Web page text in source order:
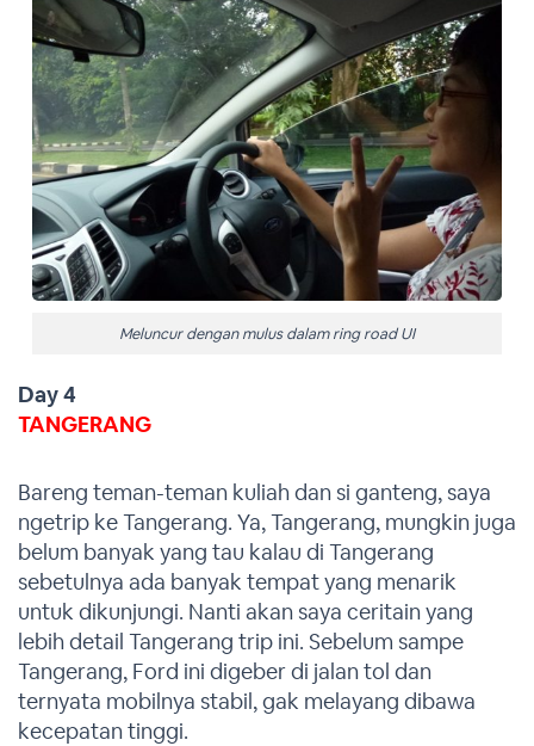
Meluncur dengan mulus dalam ring road UI
Day 4
TANGERANG
Bareng teman-teman kuliah dan si ganteng, saya
ngetrip ke Tangerang. Ya, Tangerang, mungkin juga
belum banyak yang tau kalau di Tangerang
sebetulnya ada banyak tempat yang menarik
untuk dikunjungi. Nanti akan saya ceritain yang
lebih detail Tangerang trip ini. Sebelum sampe
Tangerang, Ford ini digeber di jalan tol dan
ternyata mobilnya stabil, gak melayang dibawa
kecepatan tinggi.